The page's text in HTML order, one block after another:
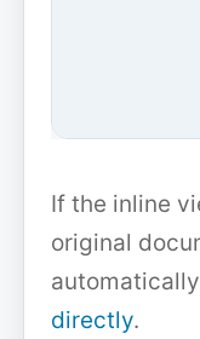
If the inline
original
directly.